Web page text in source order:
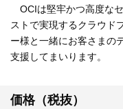
OCIは堅牢かつ高度な
ストで実現するクラウド
ー様と一緒にお客さまの
支援してまいります。
価格（税抜）